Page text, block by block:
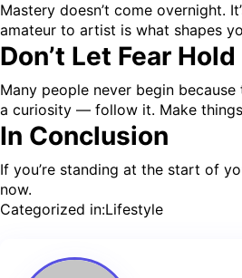
Mastery doesn’t come overnight.
amateur to artist is what shapes
Don’t Let Fear
Many people never begin
a curiosity — follow it. Make
In Conclusion
If you’re standing at the start of
now.
Categorized in:Lifestyle